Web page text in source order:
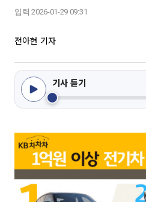
입력 2026-01-29 09:31
전아현 기자
기사 듣기